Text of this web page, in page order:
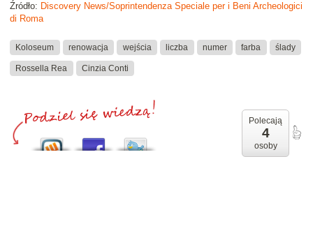
Źródło: Discovery News/Soprintendenza Speciale per i Beni Archeologici
di Roma
Koloseum renowacja wejścia liczba numer farba ślady
Rossella Rea Cinzia Conti
Polecają
4
osoby